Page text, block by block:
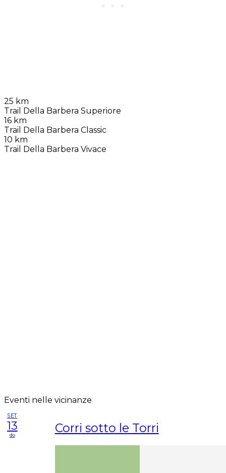
25 km
Trail Della Barbera Superiore
16 km
Trail Della Barbera Classic
10 km
Trail Della Barbera Vivace
Eventi nelle vicinanze
SET
13
do Corri sotto le Torri